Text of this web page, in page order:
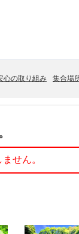
心の取り組み 集合場
せん。